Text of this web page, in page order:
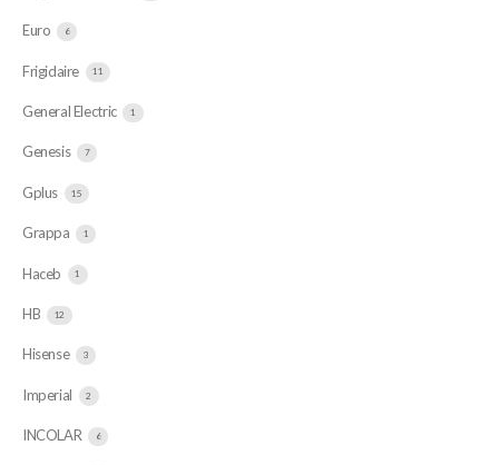
Euro 6
Frigidaire 11
General Electric 1
Genesis 7
Gplus 15
Grappa 1
Haceb 1
HB 12
Hisense 3
Imperial 2
INCOLAR 6